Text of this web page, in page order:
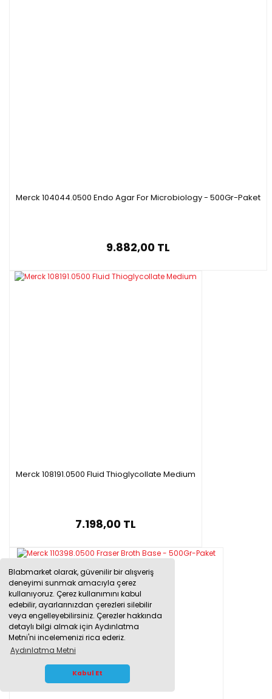
Blabmarket olarak, güvenilir bir alışveriş
deneyimi sunmak amacıyla çerez
kullanıyoruz. Çerez kullanımını kabul
edebilir, ayarlarınızdan çerezleri silebilir
veya engelleyebilirsiniz. Çerezler hakkında
detaylı bilgi almak için Aydınlatma
Metni'ni incelemenizi rica ederiz.
Aydınlatma Metni
Kabul Et
Merck 104044.0500 Endo Agar For Microbiology - 500Gr-Paket
9.882,00 TL
Merck 108191.0500 Fluid Thioglycollate Medium
7.198,00 TL
WHATSAPP İLETİŞİM